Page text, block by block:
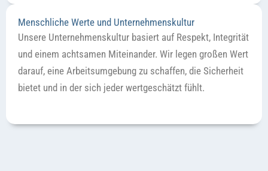
Menschliche Werte und Unternehmenskultur
Unsere Unternehmenskultur basiert auf Respekt, Integrität
und einem achtsamen Miteinander. Wir legen großen Wert
darauf, eine Arbeitsumgebung zu schaffen, die Sicherheit
bietet und in der sich jeder wertgeschätzt fühlt.